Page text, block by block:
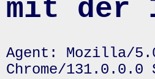
mit der
Agent: Mozilla/
Chrome/